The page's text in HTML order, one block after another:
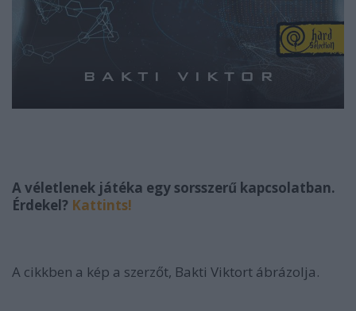
A véletlenek játéka egy sorsszerű kapcsolatban.
Érdekel? Kattints!
A cikkben a kép a szerzőt, Bakti Viktort ábrázolja.